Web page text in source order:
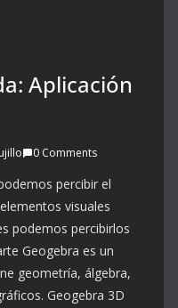
Aplicación
0 Comments
percibir el
visuales
podemos percibirlos
Geogebra es un
geometría, álgebra,
Geogebra 3D